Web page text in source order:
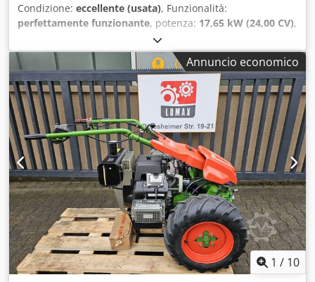
Condizione: eccellente (usata), Funzionalità:
perfettamente funzionante, potenza: 17,65 kW (24,00 CV),
, carburante:
ingranaggio:altro, Anno di produzione:2023, AGRIA 9600 -
112 !!! 2ª generazione nuovo modello !!! Trincia rasaerba
radiocomandata con piatto mulching a coltelli da 112 cm
Questa AGRIA 9600-112 è del 2023, ha solo 304 ore di
lavoro secondo il contatore ed è in ottime condizioni
generali con normali segni d’uso e usura. Assistenza clienti
appena eseguita. Crsdpfexa Ar Tox Abljf Prezzo di listino
attuale: €44.900. Prezzo netto: €26.806 // Prezzo lordo:
€31.900 - Visione / prova su strada possibili! - Spedizione
nazionale €400 tramite spedizioniere! - Finanziamento /
leasing su richiesta personalizzata.
Annuncio economico
1 / 10